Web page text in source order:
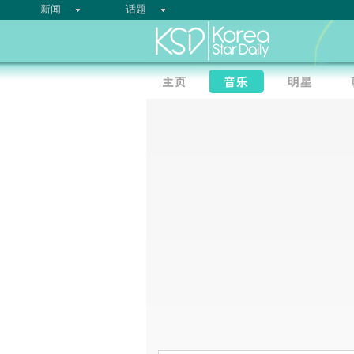
新闻 话题